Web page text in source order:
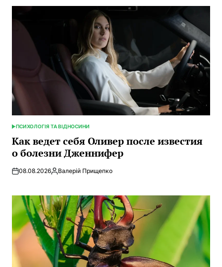
ОПУБЛИКОВАНО
В
ПСИХОЛОГІЯ ТА ВІДНОСИНИ
Как ведет себя Оливер после известия
о болезни Дженнифер
08.08.2026Запись
Валерій Прищепко